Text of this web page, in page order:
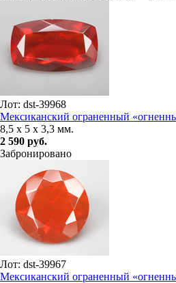
Лот: dst-39968
Мексиканский ограненный
8,5 x 5 x 3,3 мм.
2 590 руб.
Забронировано
Лот: dst-39967
Мексиканский ограненный